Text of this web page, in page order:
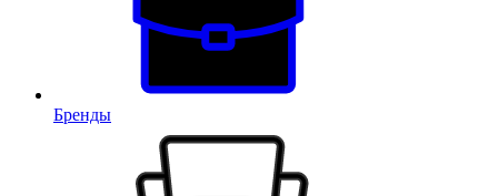
Бренды